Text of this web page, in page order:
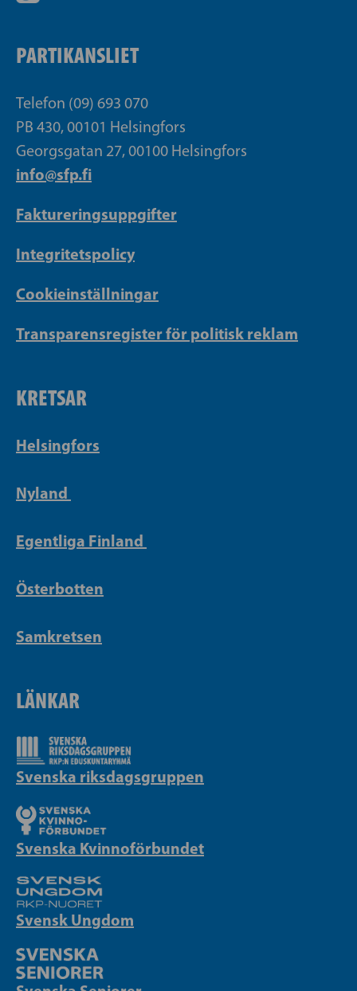
PARTIKANSLIET
Telefon (09) 693 070
PB 430, 00101 Helsingfors
Georgsgatan 27, 00100 Helsingfors
info@sfp.fi
Faktureringsuppgifter
Integritetspolicy
Cookieinställningar
Transparensregister för politisk reklam
KRETSAR
Helsingfors
Nyland
Egentliga Finland
Österbotten
Samkretsen
LÄNKAR
Svenska riksdagsgruppen
Svenska Kvinnoförbundet
Svensk Ungdom